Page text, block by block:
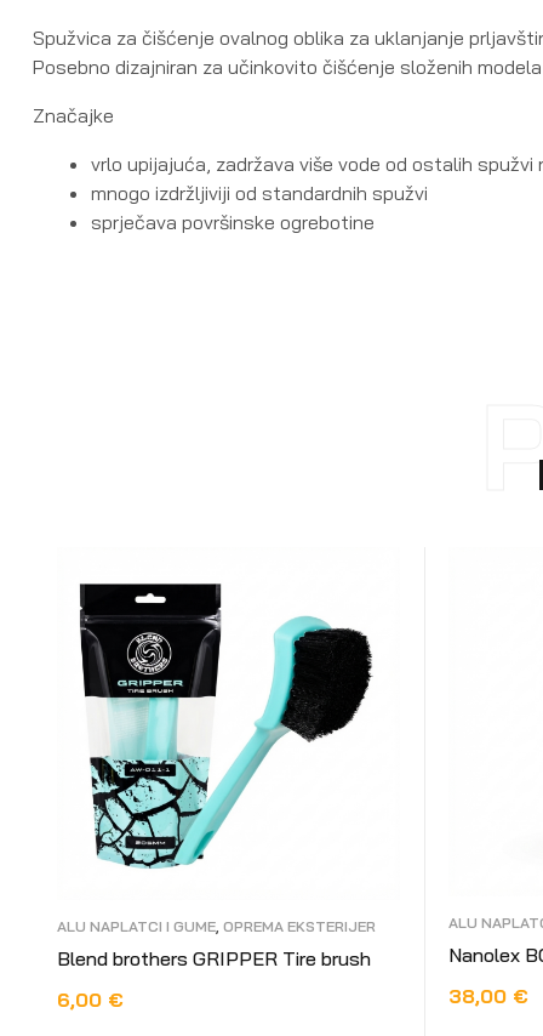
Spužvica za čišćenje ovalnog oblika za uklanjanje
Posebno dizajniran za učinkovito čišćenje složenih
Značajke
vrlo upijajuća, zadržava više vode od ostalih spužvi
mnogo izdržljiviji od standardnih spužvi
sprječava površinske ogrebotine
ALU NAPLATCI I GUME, OPREMA EKSTERIJER
Blend brothers GRIPPER Tire brush
6,00 €
ALU
Nanolex
38,00 €